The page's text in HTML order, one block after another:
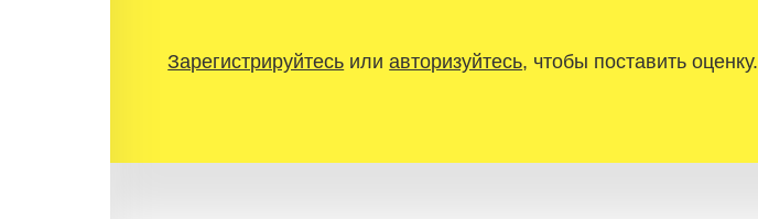
Зарегистрируйтесьили авторизуйтесь, чтобы поставить оценку.